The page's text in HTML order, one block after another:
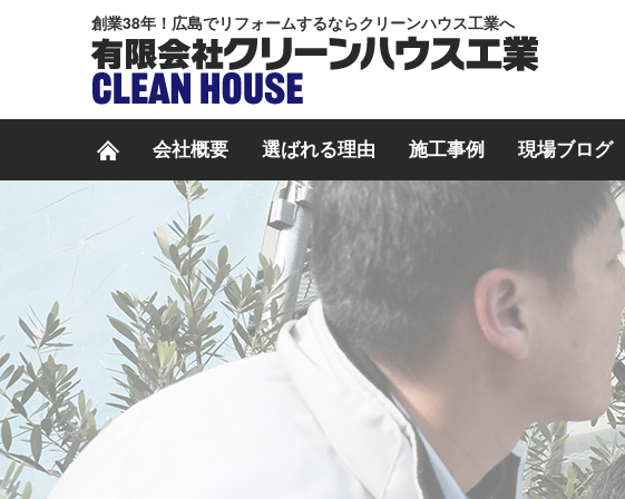
創業38年！広島でリフォームするならクリーンハウス工業へ
会社概要 選ばれる理由 施工事例 現場ブログ